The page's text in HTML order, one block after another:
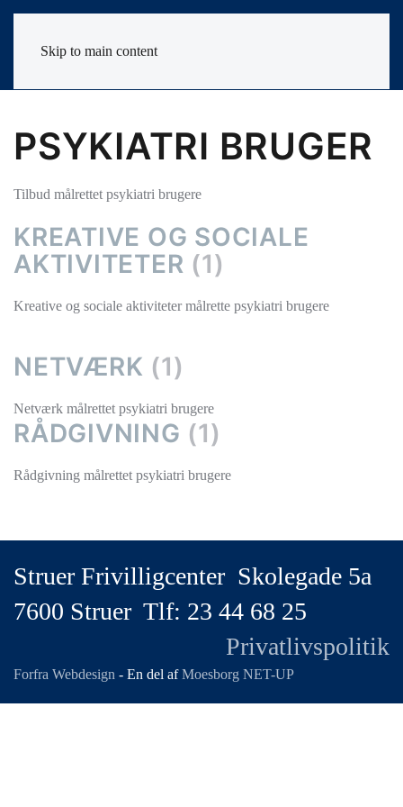
Skip to main content
PSYKIATRI BRUGER
Tilbud målrettet psykiatri brugere
KREATIVE OG SOCIALE
AKTIVITETER (1)
Kreative og sociale aktiviteter målrette psykiatri brugere
NETVÆRK (1)
Netværk målrettet psykiatri brugere
RÅDGIVNING (1)
Rådgivning målrettet psykiatri brugere
Struer Frivilligcenter Skolegade 5a
7600 Struer Tlf: 23 44 68 25
Privatlivspolitik
Forfra Webdesign - En del afMoesborg NET-UP